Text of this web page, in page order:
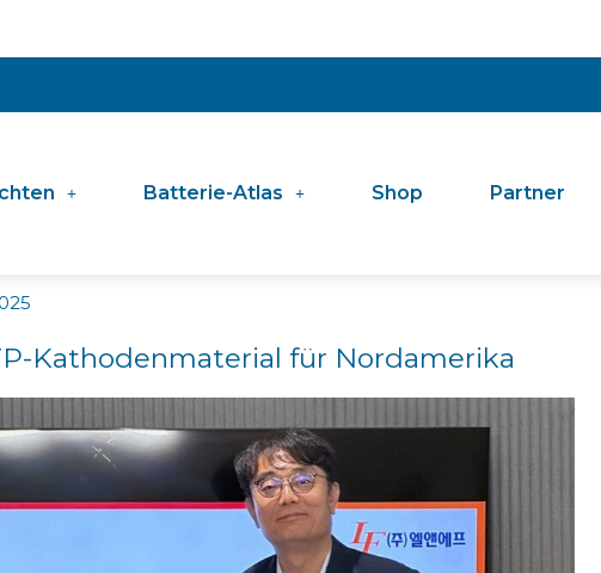
Batterie-Atlas Shop Partner
Kathodenmaterial für Nordamerika